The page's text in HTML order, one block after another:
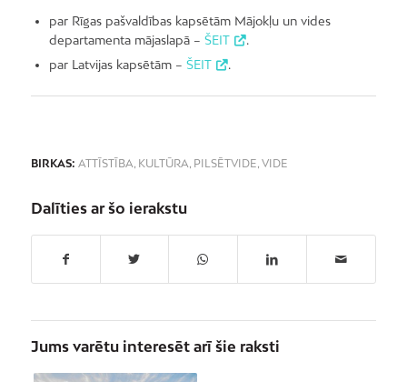
par Rīgas pašvaldības kapsētām Mājokļu un vides
departamenta mājaslapā – ŠEIT
.
par Latvijas kapsētām – ŠEIT .
BIRKAS: ATTĪSTĪBA, KULTŪRA, PILSĒTVIDE, VIDE
Dalīties ar šo ierakstu
Jums varētu interesēt arī šie raksti